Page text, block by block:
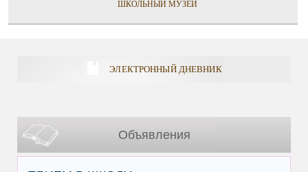
ШКОЛЬНЫЙ МУЗЕЙ
ЭЛЕКТРОННЫЙ ДНЕВНИК
Объявления